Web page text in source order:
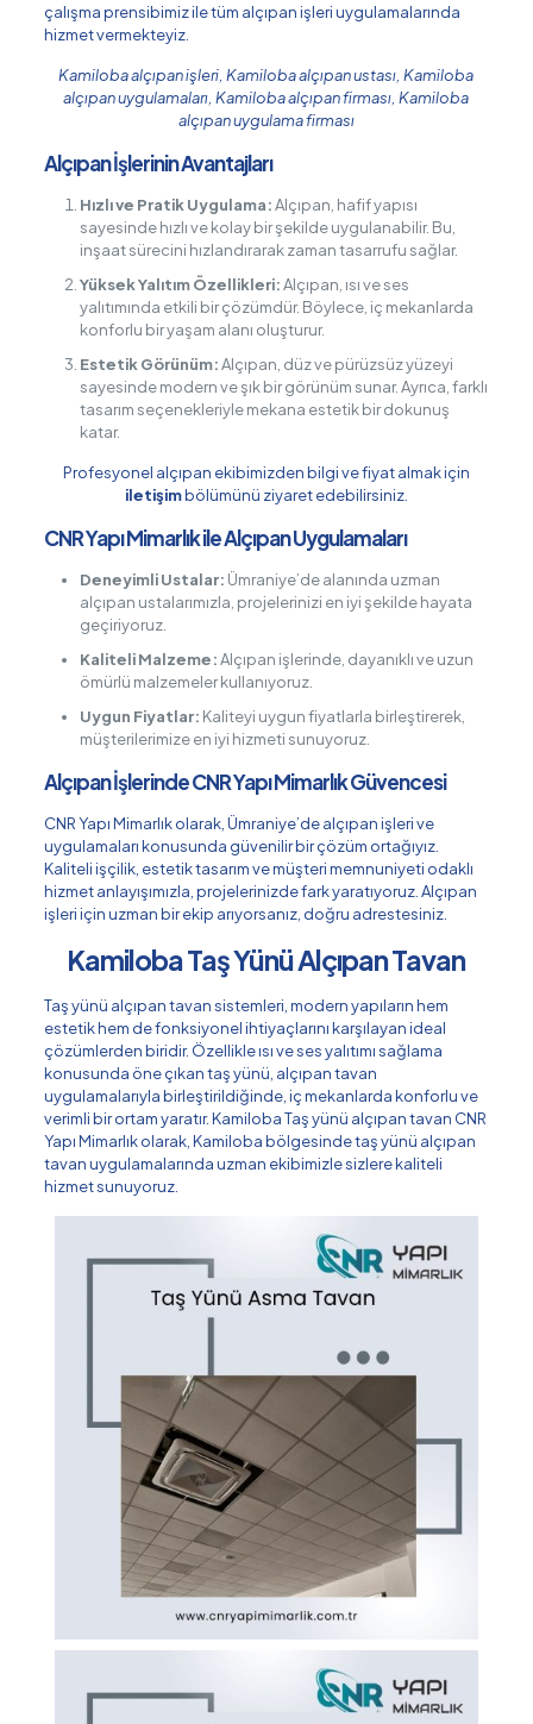
çalışma prensibimiz ile tüm alçıpan işleri uygulamalarında
hizmet vermekteyiz.
Kamiloba alçıpan işleri, Kamiloba alçıpan ustası, Kamiloba
alçıpan uygulamaları, Kamiloba alçıpan firması, Kamiloba
alçıpan uygulama firması
Alçıpan İşlerinin Avantajları
Hızlı ve Pratik Uygulama:Alçıpan, hafif yapısı
sayesinde hızlı ve kolay bir şekilde uygulanabilir. Bu,
inşaat sürecini hızlandırarak zaman tasarrufu sağlar.
Yüksek Yalıtım Özellikleri:Alçıpan, ısı ve ses
yalıtımında etkili bir çözümdür. Böylece, iç mekanlarda
konforlu bir yaşam alanı oluşturur.
Estetik Görünüm:Alçıpan, düz ve pürüzsüz yüzeyi
sayesinde modern ve şık bir görünüm sunar. Ayrıca, farklı
tasarım seçenekleriyle mekana estetik bir dokunuş
katar.
Profesyonel alçıpan ekibimizden bilgi ve fiyat almak için
iletişimbölümünü ziyaret edebilirsiniz.
CNR Yapı Mimarlık ile Alçıpan Uygulamaları
Deneyimli Ustalar: Ümraniye’de alanında uzman
alçıpan ustalarımızla, projelerinizi en iyi şekilde hayata
geçiriyoruz.
Kaliteli Malzeme:Alçıpan işlerinde, dayanıklı ve uzun
ömürlü malzemeler kullanıyoruz.
Uygun Fiyatlar: Kaliteyi uygun fiyatlarla birleştirerek,
müşterilerimize en iyi hizmeti sunuyoruz.
Alçıpan İşlerinde CNR Yapı Mimarlık Güvencesi
CNR Yapı Mimarlık olarak, Ümraniye’de alçıpan işleri ve
uygulamaları konusunda güvenilir bir çözüm ortağıyız.
Kaliteli işçilik, estetik tasarım ve müşteri memnuniyeti odaklı
hizmet anlayışımızla, projelerinizde fark yaratıyoruz. Alçıpan
işleri için uzman bir ekip arıyorsanız, doğru adrestesiniz.
Kamiloba Taş Yünü Alçıpan Tavan
Taş yünü alçıpan tavan sistemleri, modern yapıların hem
estetik hem de fonksiyonel ihtiyaçlarını karşılayan ideal
çözümlerden biridir. Özellikle ısı ve ses yalıtımı sağlama
konusunda öne çıkan taş yünü, alçıpan tavan
uygulamalarıyla birleştirildiğinde, iç mekanlarda konforlu ve
verimli bir ortam yaratır. Kamiloba Taş yünü alçıpan tavan CNR
Yapı Mimarlık olarak, Kamiloba bölgesinde taş yünü alçıpan
tavan uygulamalarında uzman ekibimizle sizlere kaliteli
hizmet sunuyoruz.